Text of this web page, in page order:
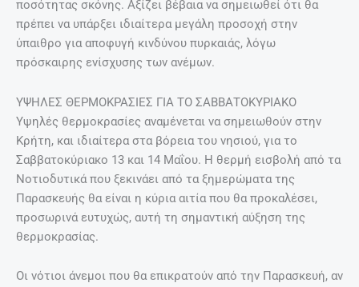
ποσότητας σκόνης. Αξίζει βέβαια να σημειωθεί ότι θα
πρέπει να υπάρξει ιδιαίτερα μεγάλη προσοχή στην
ύπαιθρο για αποφυγή κινδύνου πυρκαιάς, λόγω
πρόσκαιρης ενίσχυσης των ανέμων.
ΥΨΗΛΕΣ ΘΕΡΜΟΚΡΑΣΙΕΣ ΓΙΑ ΤΟ ΣΑΒΒΑΤΟΚΥΡΙΑΚΟ
Υψηλές θερμοκρασίες αναμένεται να σημειωθούν στην
Κρήτη, και ιδιαίτερα στα βόρεια του νησιού, για το
Σαββατοκύριακο 13 και 14 Μαΐου. Η θερμή εισβολή από τα
Νοτιοδυτικά που ξεκινάει από τα ξημερώματα της
Παρασκευής θα είναι η κύρια αιτία που θα προκαλέσει,
προσωρινά ευτυχώς, αυτή τη σημαντική αύξηση της
θερμοκρασίας.
Οι νότιοι άνεμοι που θα επικρατούν από την Παρασκευή, αν